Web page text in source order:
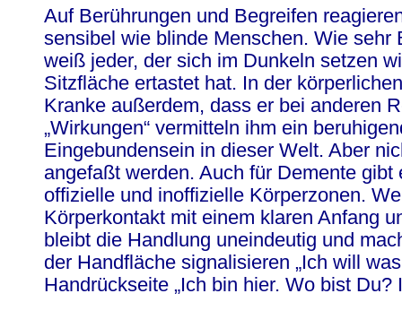
Auf Berührungen und Begreifen
sensibel wie blinde Menschen. Wie sehr
weiß jeder, der sich im Dunkeln setzen
Sitzfläche ertastet hat. In der
Kranke außerdem, dass er bei anderen
„Wirkungen“ vermitteln ihm ein
Eingebundensein in dieser Welt. Aber
angefaßt werden. Auch für Demente
offizielle und inoffizielle Körperzonen.
Körperkontakt mit einem klaren Anfang
bleibt die Handlung uneindeutig und
der Handfläche signalisieren „Ich will
Handrückseite „Ich bin hier. Wo bist Du?